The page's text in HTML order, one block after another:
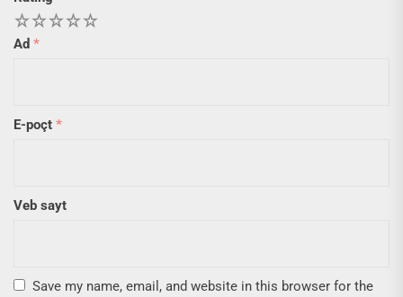
5
4
3
2
Ad *
E-poçt *
Veb sayt
Save my name, email, and website in this browser for the